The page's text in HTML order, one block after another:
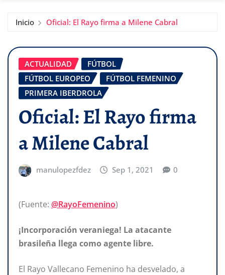
Inicio Oficial: El Rayo firma a Milene Cabral
ACTUALIDAD
FÚTBOL
FÚTBOL EUROPEO
FÚTBOL FEMENINO
PRIMERA IBERDROLA
Oficial: El Rayo firma
a Milene Cabral
manulopezfdez Sep 1, 2021 0
(Fuente: @RayoFemenino)
¡Incorporación veraniega! La atacante
brasileña llega como agente libre.
El Rayo Vallecano Femenino ha desvelado, a